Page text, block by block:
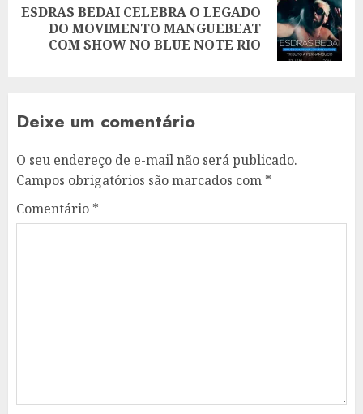
Next
post:
ESDRAS BEDAI CELEBRA O LEGADO
DO MOVIMENTO MANGUEBEAT
COM SHOW NO BLUE NOTE RIO
Deixe um comentário
O seu endereço de e-mail não será publicado.
Campos obrigatórios são marcados com *
Comentário *